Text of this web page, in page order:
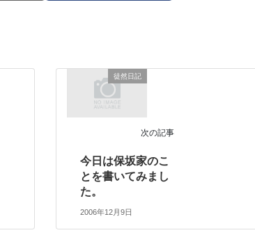
徒然日記
次の記事
今日は保坂家のこ
とを書いてみまし
た。
2006年12月9日